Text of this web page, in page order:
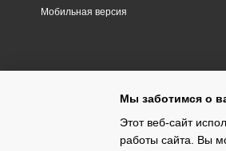
Мобильная версия
Мы заботимся о
Этот веб-сайт
работы сайта. Вы